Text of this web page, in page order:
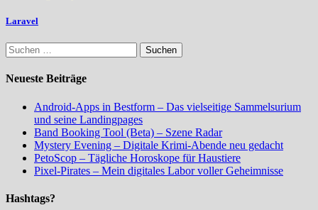
Laravel
Suchen
nach:
Neueste Beiträge
Android-Apps in Bestform – Das vielseitige Sammelsurium
und seine Landingpages
Band Booking Tool (Beta) – Szene Radar
Mystery Evening – Digitale Krimi-Abende neu gedacht
PetoScop – Tägliche Horoskope für Haustiere
Pixel-Pirates – Mein digitales Labor voller Geheimnisse
Hashtags?